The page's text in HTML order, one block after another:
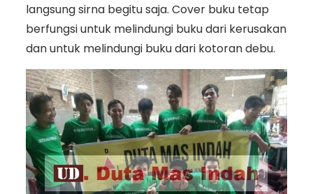
langsung sirna begitu saja. Cover buku tetap
berfungsi untuk melindungi buku dari kerusakan
dan untuk melindungi buku dari kotoran debu.